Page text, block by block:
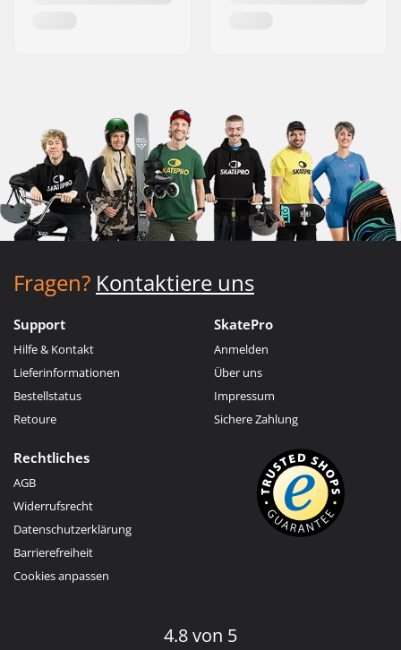
Fragen? Kontaktiere uns
Support
Hilfe & Kontakt
Lieferinformationen
Bestellstatus
Retoure
SkatePro
Anmelden
Über uns
Impressum
Sichere Zahlung
Rechtliches
AGB
Widerrufsrecht
Datenschutzerklärung
Barrierefreiheit
Cookies anpassen
4.8 von 5